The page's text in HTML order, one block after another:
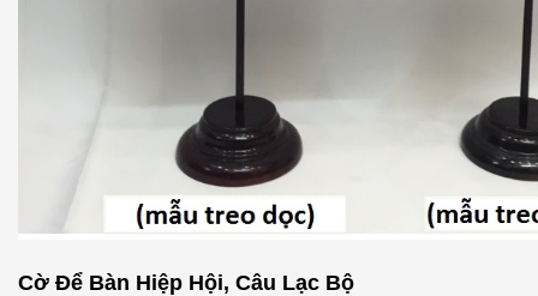
Cờ Để Bàn Hiệp Hội, Câu Lạc Bộ